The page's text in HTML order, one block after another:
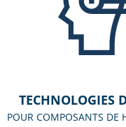
TECHNOLOGIES
POUR COMPOSANTS DE